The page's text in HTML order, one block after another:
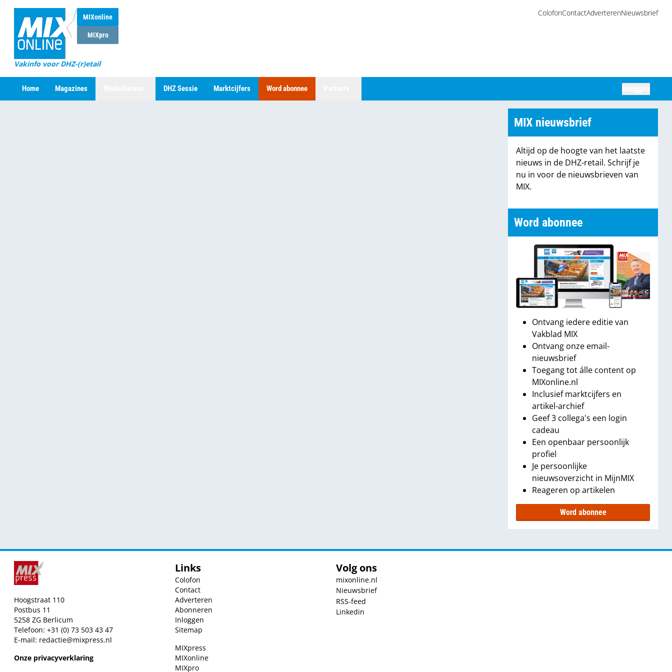
MIXonline
MIXpro
Vakinfo voor DHZ-(r)etail
ColofonContactAdverterenNieuwsbrief
Home Magazines DHZ Sessie Marktcijfers Word abonnee
MIX nieuwsbrief
Altijd op de hoogte van het laatste
nieuws in de DHZ-retail. Schrijf je
nu in voor de nieuwsbrieven van
MIX.
Word abonnee
Ontvang iedere editie van
Vakblad MIX
Ontvang onze email-
nieuwsbrief
Toegang tot álle content op
MIXonline.nl
Inclusief marktcijfers en
artikel-archief
Geef 3 collega's een login
cadeau
Een openbaar persoonlijk
profiel
Je persoonlijke
nieuwsoverzicht in MijnMIX
Reageren op artikelen
Word abonnee
Hoogstraat 110
Postbus 11
5258 ZG Berlicum
Telefoon: +31 (0) 73 503 43 47
E-mail: redactie@mixpress.nl
Onze privacyverklaring
Links
Colofon
Contact
Adverteren
Abonneren
Inloggen
Sitemap
MIXpress
MIXonline
MIXpro
Volg ons
mixonline.nl
Nieuwsbrief
RSS-feed
Linkedin